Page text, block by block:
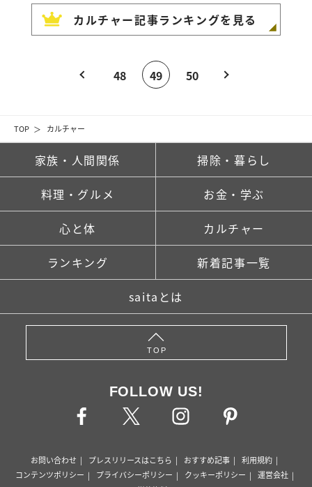
TOP カルチャー
カルチャー記事ランキングを見る
48 49 50
家族・人間関係 掃除・暮らし
料理・グルメ お金・学ぶ
心と体 カルチャー
ランキング 新着記事一覧
saitaとは
TOP
FOLLOW US!
お問い合わせ プレスリリースはこちら おすすめ記事
利用規約
コンテンツポリシー
プライバシーポリシー クッキーポリシー
運営会社